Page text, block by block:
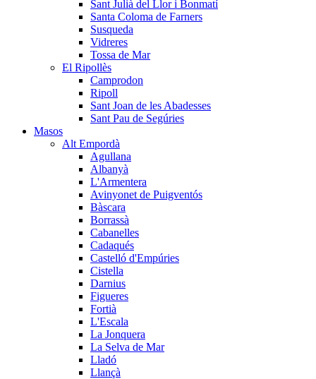
Sant Julià del Llor i Bonmatí
Santa Coloma de Farners
Susqueda
Vidreres
Tossa de Mar
El Ripollès
Camprodon
Ripoll
Sant Joan de les Abadesses
Sant Pau de Segúries
Masos
Alt Empordà
Agullana
Albanyà
L'Armentera
Avinyonet de Puigventós
Bàscara
Borrassà
Cabanelles
Cadaqués
Castelló d'Empúries
Cistella
Darnius
Figueres
Fortià
L'Escala
La Jonquera
La Selva de Mar
Lladó
Llançà